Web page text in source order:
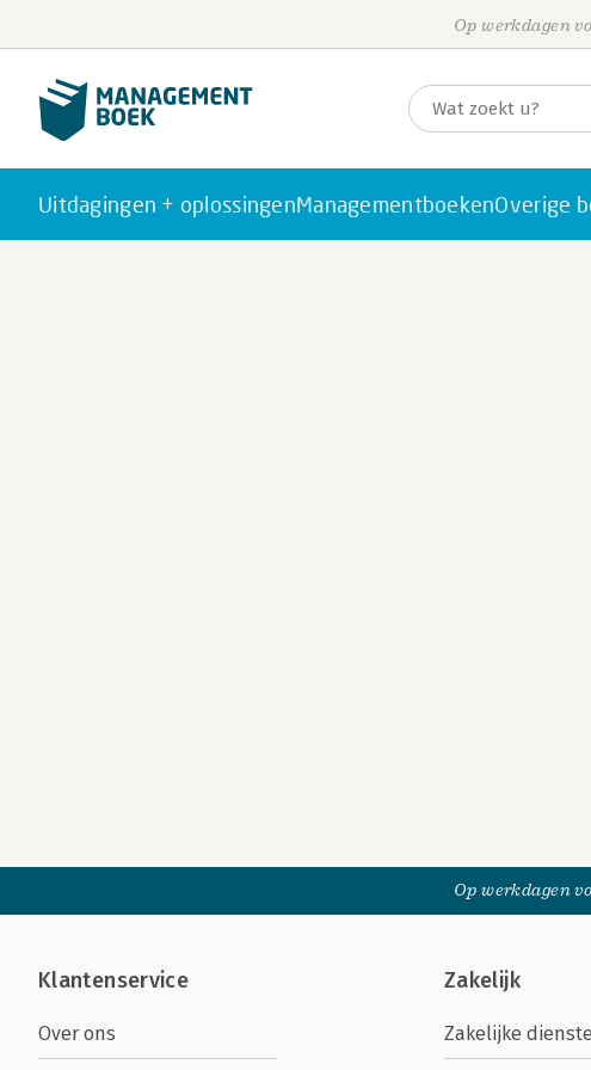
Op werkdagen
Uitdagingen + oplossingenManagementboekenOverige
Op werkdagen
Klantenservice
Over ons
Zakelijk
Zakelijke